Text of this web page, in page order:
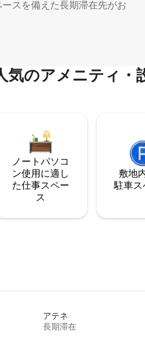
スを備えた長期滞在先がお
気のアメニティ・
ノートパソコ
ン使用に適し
た仕事スペー
ス
敷地
駐⁠車ス⁠
アテネ
長期滞在